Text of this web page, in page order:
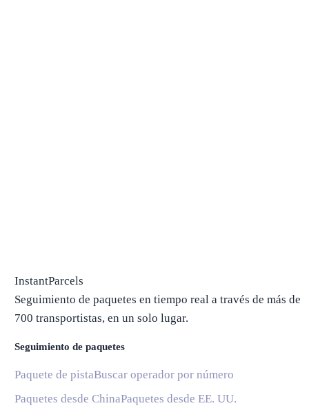
InstantParcels
Seguimiento de paquetes en tiempo real a través de más de
700 transportistas, en un solo lugar.
Seguimiento de paquetes
Paquete de pistaBuscar operador por número
Paquetes desde ChinaPaquetes desde EE. UU.